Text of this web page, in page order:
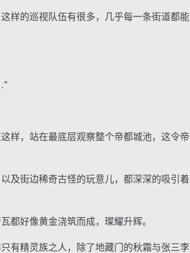
的巡视队伍有很多，几乎每一条街道都能
，站在最底层观察整个帝都城池，这令帝
街边稀奇古怪的玩意儿，都深深的吸引着
好像黄金浇筑而成，璨耀升辉。
精灵族之人，除了地藏门的秋霜与张三李